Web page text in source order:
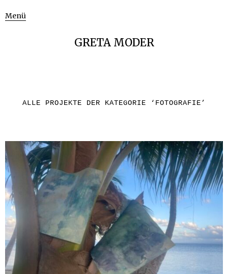
Menü
GRETA MODER
ALLE PROJEKTE DER KATEGORIE ‘ FOTOGRAFIE’